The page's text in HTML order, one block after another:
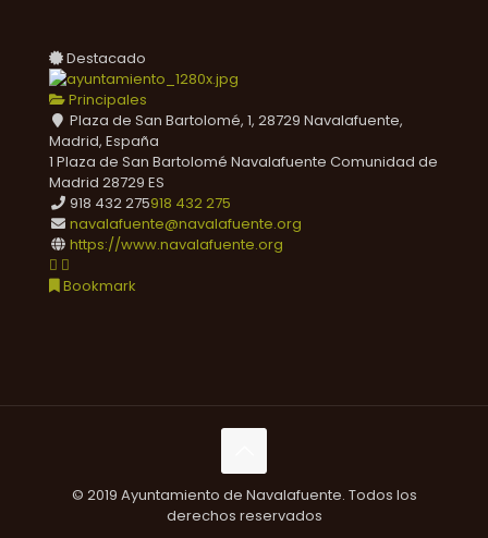
Destacado
Principales
Plaza de San Bartolomé, 1, 28729 Navalafuente,
Madrid, España
1 Plaza de San Bartolomé Navalafuente Comunidad de
Madrid 28729 ES
918 432 275918 432 275
navalafuente@navalafuente.org
https://www.navalafuente.org
Bookmark
© 2019 Ayuntamiento de Navalafuente. Todos los
derechos reservados